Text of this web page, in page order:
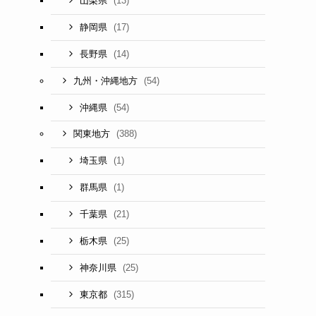
静岡県 (17)
長野県 (14)
九州・沖縄地方 (54)
沖縄県 (54)
関東地方 (388)
埼玉県 (1)
群馬県 (1)
千葉県 (21)
栃木県 (25)
神奈川県 (25)
東京都 (315)